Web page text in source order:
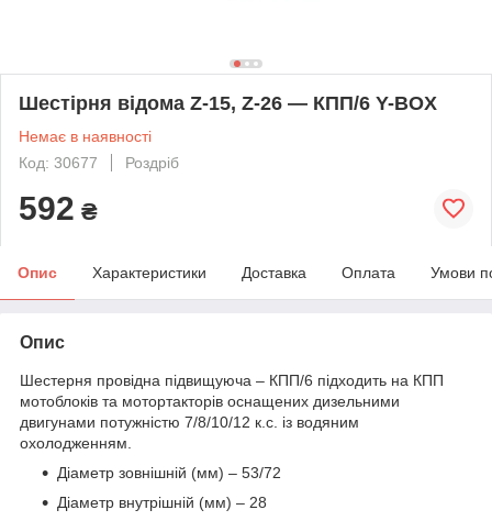
Шестірня відома Z-15, Z-26 — КПП/6 Y-BOX
Немає в наявності
Код: 30677
Роздріб
592 ₴
Опис Характеристики Доставка Оплата Умови
Опис
Шестерня провідна підвищуюча – КПП/6 підходить на КПП
мотоблоків та мотортакторів оснащених дизельними
двигунами потужністю 7/8/10/12 к.с. із водяним
охолодженням.
Діаметр зовнішній (мм) – 53/72
Діаметр внутрішній (мм) – 28